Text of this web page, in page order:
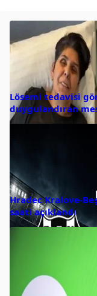
Lösemi tedavisi
duygulandıran
Hradec Kralove-
saati açıklandı